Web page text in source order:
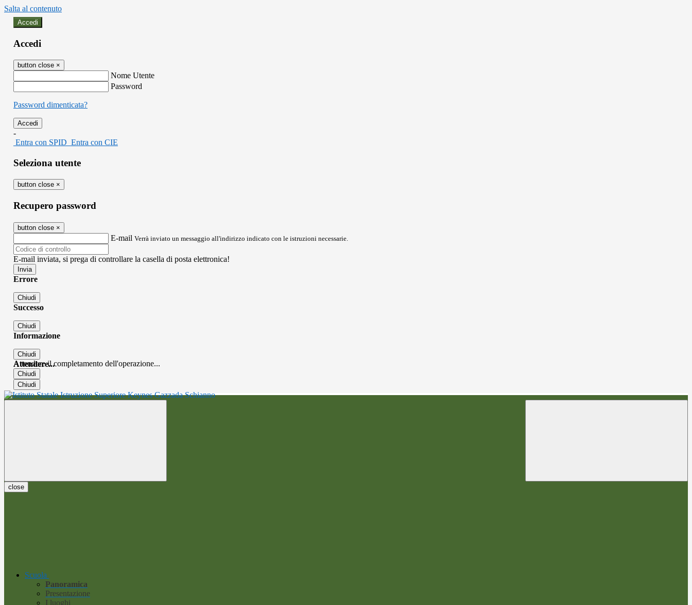
Salta al contenuto
Accedi
Accedi
button close ×
Nome Utente
Password
Password dimenticata?
-
Entra con SPID Entra con CIE
Seleziona utente
button close ×
Recupero password
button close ×
E-mail Verrà inviato un messaggio all'indirizzo indicato con le istruzioni necessarie.
E-mail inviata, si prega di controllare la casella di posta elettronica!
Errore
Chiudi
Successo
Chiudi
Informazione
Chiudi
Attendere...
Attendere il completamento dell'operazione...
Chiudi
Chiudi
close
Scuola
Panoramica
Presentazione
I luoghi